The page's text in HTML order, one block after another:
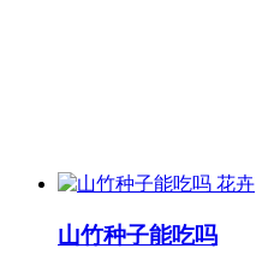
花卉
山竹种子能吃吗